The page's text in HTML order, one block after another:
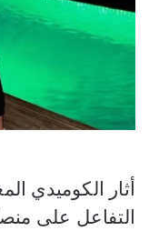
أثار الكوميدي
التفاعل على